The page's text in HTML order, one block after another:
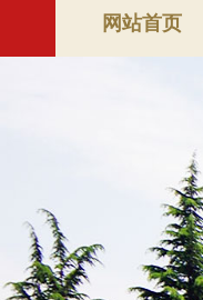
网站首页